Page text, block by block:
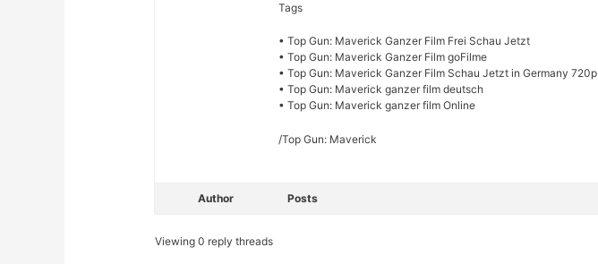
Tags
• Top Gun: Maverick Ganzer Film Frei Schau Jetzt
• Top Gun: Maverick Ganzer Film goFilme
• Top Gun: Maverick Ganzer Film Schau Jetzt in Germany 720p
• Top Gun: Maverick ganzer film deutsch
• Top Gun: Maverick ganzer film Online
/Top Gun: Maverick
Author Posts
Viewing 0 reply threads